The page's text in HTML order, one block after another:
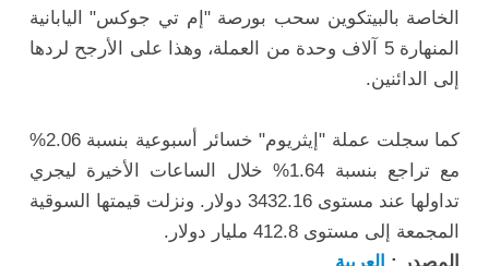
الخاصة بالبيتكوين سحب بورصة "إم تي جوكس" اليابانية
المنهارة 5 آلاف وحدة من العملة، وهذا على الأرجح لردها
إلى الدائنين.
كما سجلت عملة "إيثريوم" خسائر أسبوعية بنسبة 2.06%
مع تراجع بنسبة 1.64% خلال الساعات الأخيرة ليجري
تداولها عند مستوى 3432.16 دولار. ونزلت قيمتها السوقية
المجمعة إلى مستوى 412.8 مليار دولار.